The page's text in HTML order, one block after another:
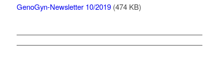
GenoGyn-Newsletter 10/2019(474 KB)